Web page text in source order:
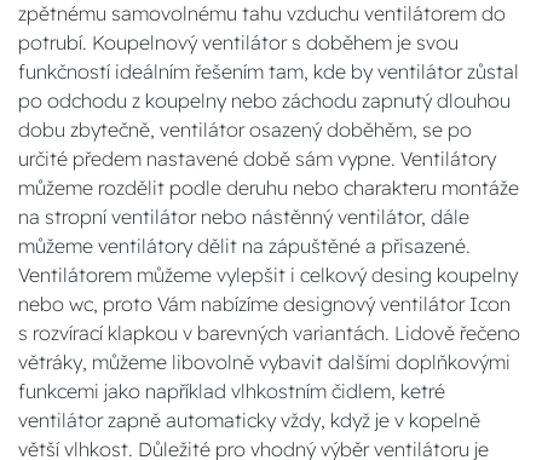
zpětnému samovolnému tahu vzduchu ventilátorem do
potrubí. Koupelnový ventilátor s doběhem je svou
funkčností ideálním řešením tam, kde by ventilátor zůstal
po odchodu z koupelny nebo záchodu zapnutý dlouhou
dobu zbytečně, ventilátor osazený doběhěm, se po
určité předem nastavené době sám vypne. Ventilátory
můžeme rozdělit podle deruhu nebo charakteru montáže
na stropní ventilátor nebo nástěnný ventilátor, dále
můžeme ventilátory dělit na zápuštěné a přisazené.
Ventilátorem můžeme vylepšit i celkový desing koupelny
nebo wc, proto Vám nabízíme designový ventilátor Icon
s rozvírací klapkou v barevných variantách. Lidově řečeno
větráky, můžeme libovolně vybavit dalšími doplňkovými
funkcemi jako například vlhkostním čidlem, ketré
ventilátor zapně automaticky vždy, když je v kopelně
větší vlhkost. Důležité pro vhodný výběr ventilátoru je